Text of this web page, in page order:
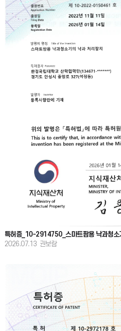
특허증_10-2914750_스마트팜용 낙과청소
2026.07.13 권보람